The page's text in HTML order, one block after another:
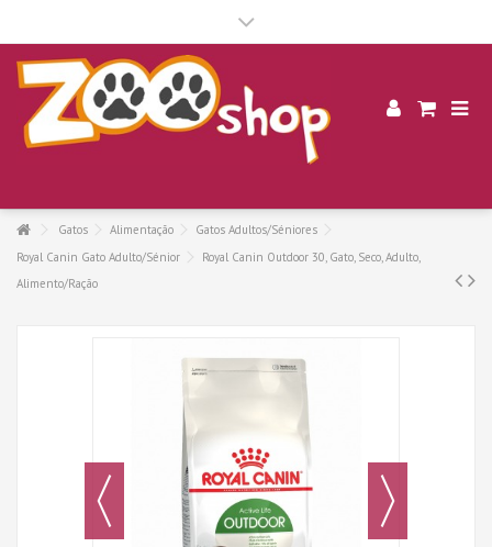
Gatos Alimentação
Gatos Adultos/Séniores
Royal Canin Gato Adulto/Sénior
Royal Canin Outdoor 30, Gato, Seco, Adulto,
Alimento/Ração